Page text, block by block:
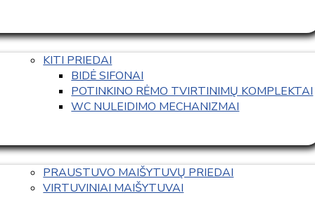
KITI PRIEDAI
BIDĖ SIFONAI
POTINKINO RĖMO TVIRTINIMŲ KOMPLEKTAI
WC NULEIDIMO MECHANIZMAI
PRAUSTUVO MAIŠYTUVŲ PRIEDAI
VIRTUVINIAI MAIŠYTUVAI